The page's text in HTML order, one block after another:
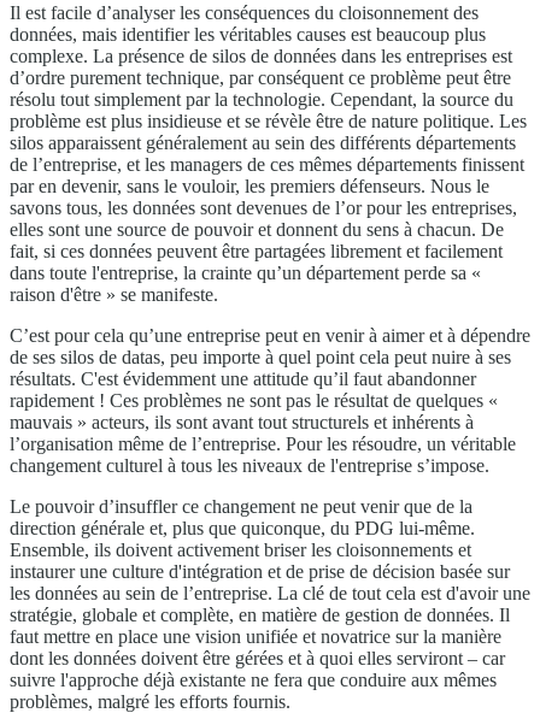
Il est facile d’analyser les conséquences du cloisonnement des
données, mais identifier les véritables causes est beaucoup plus
complexe. La présence de silos de données dans les entreprises est
d’ordre purement technique, par conséquent ce problème peut être
résolu tout simplement par la technologie. Cependant, la source du
problème est plus insidieuse et se révèle être de nature politique. Les
silos apparaissent généralement au sein des différents départements
de l’entreprise, et les managers de ces mêmes départements finissent
par en devenir, sans le vouloir, les premiers défenseurs. Nous le
savons tous, les données sont devenues de l’or pour les entreprises,
elles sont une source de pouvoir et donnent du sens à chacun. De
fait, si ces données peuvent être partagées librement et facilement
dans toute l'entreprise, la crainte qu’un département perde sa «
raison d'être » se manifeste.
C’est pour cela qu’une entreprise peut en venir à aimer et à dépendre
de ses silos de datas, peu importe à quel point cela peut nuire à ses
résultats. C'est évidemment une attitude qu’il faut abandonner
rapidement ! Ces problèmes ne sont pas le résultat de quelques «
mauvais » acteurs, ils sont avant tout structurels et inhérents à
l’organisation même de l’entreprise. Pour les résoudre, un véritable
changement culturel à tous les niveaux de l'entreprise s’impose.
Le pouvoir d’insuffler ce changement ne peut venir que de la
direction générale et, plus que quiconque, du PDG lui-même.
Ensemble, ils doivent activement briser les cloisonnements et
instaurer une culture d'intégration et de prise de décision basée sur
les données au sein de l’entreprise. La clé de tout cela est d'avoir une
stratégie, globale et complète, en matière de gestion de données. Il
faut mettre en place une vision unifiée et novatrice sur la manière
dont les données doivent être gérées et à quoi elles serviront – car
suivre l'approche déjà existante ne fera que conduire aux mêmes
problèmes, malgré les efforts fournis.